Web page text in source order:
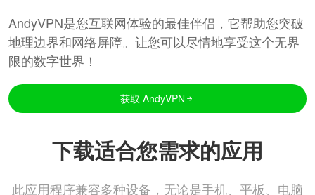
AndyVPN是您互联网体验的最佳伴侣，它帮助您突破
地理边界和网络屏障。让您可以尽情地享受这个无界
限的数字世界！
获取 AndyVPN
下载适合您需求的应用
此应用程序兼容多种设备，无论是手机、平板、电脑